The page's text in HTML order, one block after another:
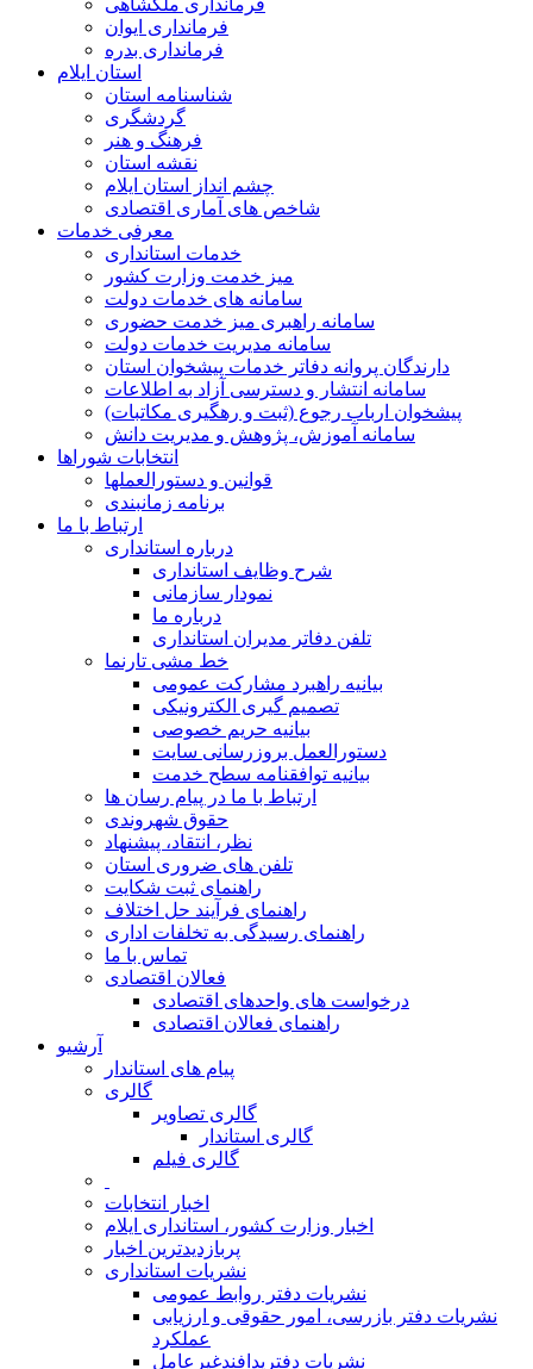
فرمانداری ملکشاهی
فرمانداری ایوان
فرمانداری بدره
استان ایلام
شناسنامه استان
گردشگری
فرهنگ و هنر
نقشه استان
چشم انداز استان ایلام
شاخص های آماری اقتصادی
معرفی خدمات
خدمات استانداری
میز خدمت وزارت کشور
سامانه های خدمات دولت
سامانه راهبری میز خدمت حضوری
سامانه مدیریت خدمات دولت
دارندگان پروانه دفاتر خدمات پیشخوان استان
سامانه انتشار و دسترسی آزاد به اطلاعات
پیشخوان ارباب رجوع (ثبت و رهگیری مکاتبات)
سامانه آموزش، پژوهش و مدیریت دانش
انتخابات شوراها
قوانین و دستورالعملها
برنامه زمانبندی
ارتباط با ما
درباره استانداری
شرح وظایف استانداری
نمودار سازمانی
درباره ما
تلفن دفاتر مدیران استانداری
خط مشی تارنما
بیانیه راهبرد مشارکت عمومی
تصمیم گیری الکترونیکی
بیانیه حریم خصوصی
دستورالعمل بروزرسانی سایت
بیانیه توافقنامه سطح خدمت
ارتباط با ما در پیام رسان ها
حقوق شهروندی
نظر، انتقاد، پیشنهاد
تلفن های ضروری استان
راهنمای ثبت شکایت
راهنمای فرآیند حل اختلاف
راهنمای رسیدگی به تخلفات اداری
تماس با ما
فعالان اقتصادی
درخواست های واحدهای اقتصادی
راهنمای فعالان اقتصادی
آرشیو
پیام های استاندار
گالری
گالری تصاویر
گالری استاندار
گالری فیلم
اخبار انتخابات
اخبار وزارت کشور، استانداری ایلام
پربازدیدترین اخبار
نشریات استانداری
نشریات دفتر روابط عمومی
نشريات دفتر بازرسی، امور حقوقی و ارزيابی
عملکرد
نشريات دفترپدافندغيرعامل